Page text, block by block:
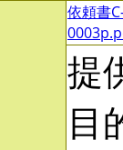
依頼書
提
目